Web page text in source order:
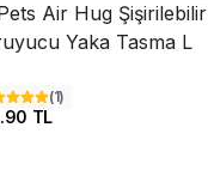
Air Hug Şişirilebilir
Yaka Tasma L
(1)
TL